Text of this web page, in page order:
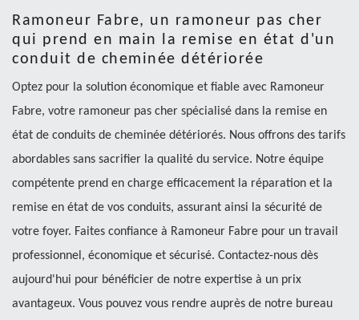
Ramoneur Fabre, un ramoneur pas cher
qui prend en main la remise en état d'un
conduit de cheminée détériorée
Optez pour la solution économique et fiable avec Ramoneur
Fabre, votre ramoneur pas cher spécialisé dans la remise en
état de conduits de cheminée détériorés. Nous offrons des tarifs
abordables sans sacrifier la qualité du service. Notre équipe
compétente prend en charge efficacement la réparation et la
remise en état de vos conduits, assurant ainsi la sécurité de
votre foyer. Faites confiance à Ramoneur Fabre pour un travail
professionnel, économique et sécurisé. Contactez-nous dès
aujourd'hui pour bénéficier de notre expertise à un prix
avantageux. Vous pouvez vous rendre auprès de notre bureau